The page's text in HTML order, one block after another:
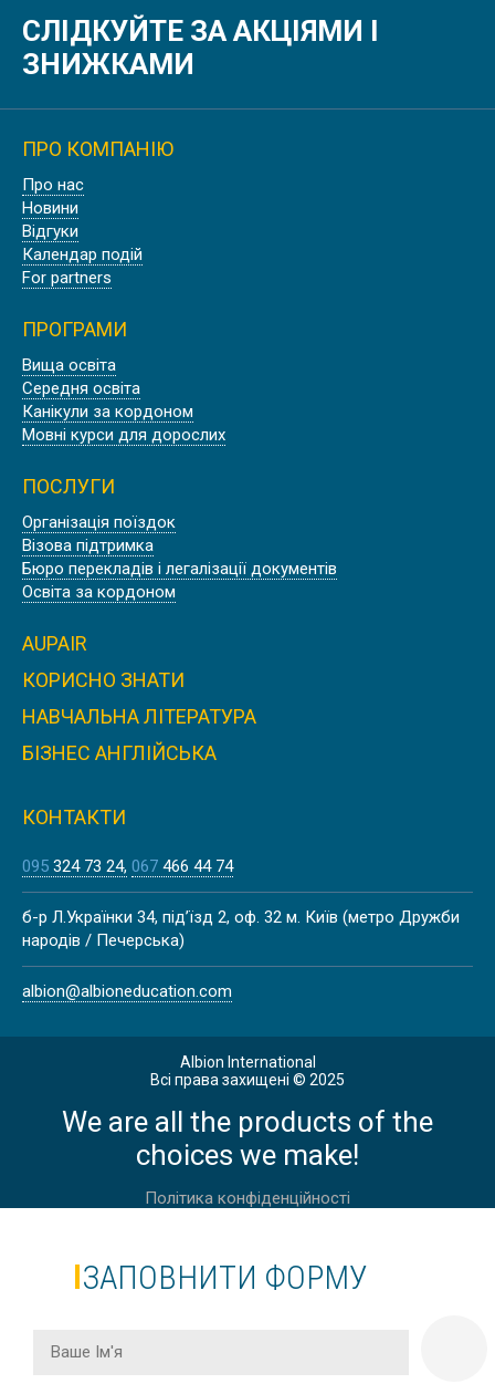
АНГЛІЙСЬКА ДЛЯ МЕДИКІВ, ROSE
OF YORK LANGUAGE SCHOOL
ПРОФЕСІЙНА АНГЛІЙСЬКА ДЛЯ
АВІАЦІЙНИХ ФАХІВЦІВ В АНГЛІЇ,
КУРСИ АНГЛІЙСЬКОЇ МОВИ В США,
НЬЮ ЙОРК | EMBASSY
КУРСИ АНГЛІЙСЬКОЇ МОВИ В
АНГЛІЇ, ЛЬЮЇС | SUSSEX DOWNS
КУРСИ НІМЕЦЬКОЇ МОВИ В
АВСТРІЇ, ВІДЕНЬ |
DEUTSCHAKADEMIE
АНГЛІЙСЬКА ДЛЯ ДОРОСЛИХ 30 +
В АНГЛІЇ, ЛОНДОН
АНГЛІЙСЬКА ДЛЯ ДОРОСЛИХ 50+
В АНГЛІЇ, ІСТБОРН
СЛІДКУЙТЕ ЗА АКЦІЯМИ І
ЗНИЖКАМИ
ПРО КОМПАНІЮ
Про нас
Новини
Відгуки
Календар подій
For partners
ПРОГРАМИ
Вища освіта
Середня освіта
Канікули за кордоном
Мовні курси для дорослих
ПОСЛУГИ
Організація поїздок
Візова підтримка
Бюро перекладів і легалізації документів
Освіта за кордоном
AUPAIR
КОРИСНО ЗНАТИ
НАВЧАЛЬНА ЛІТЕРАТУРА
БІЗНЕС АНГЛІЙСЬКА
КОНТАКТИ
095 324 73 24 067 466 44 74
б-р Л.Українки 34, під’їзд 2, оф. 32 м. Київ (метро Дружби
народів / Печерська)
albion@albioneducation.com
Albion International
Всі права захищені © 2025
We are all the products of the
choices we make!
Політика конфіденційності
ЗАПОВНИТИ ФОРМУ